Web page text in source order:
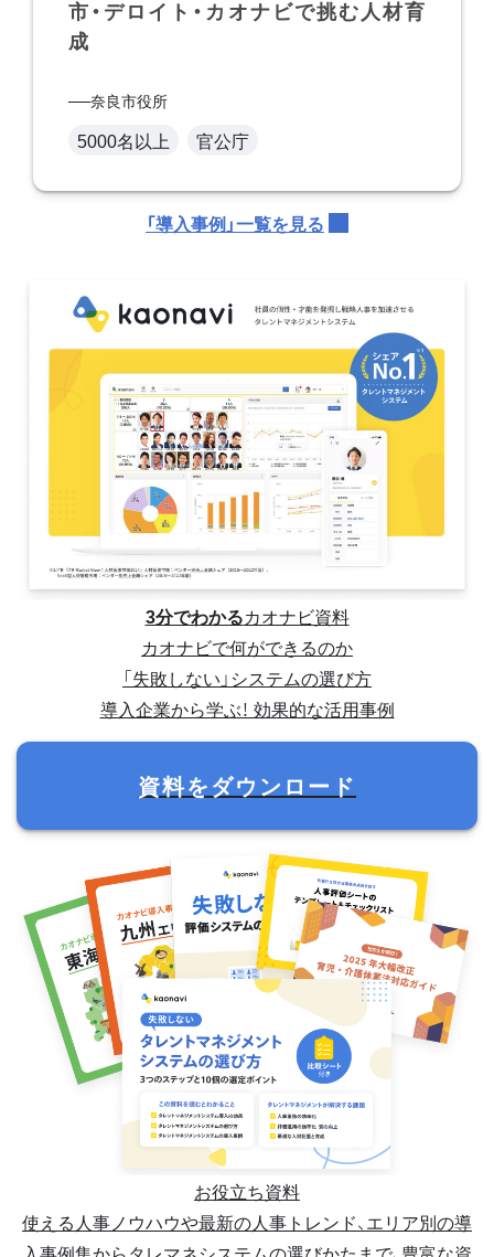
市・デロイト・カオナビで挑む人材育
成
奈良市役所
5000名以上 官公庁
「導入事例」一覧を見る
3分でわかるカオナビ資料
カオナビで何ができるのか
「失敗しない」システムの選び方
導入企業から学ぶ！ 効果的な活用事例
資料をダウンロード
お役立ち資料
使える人事ノウハウや最新の人事トレンド、エリア別の導